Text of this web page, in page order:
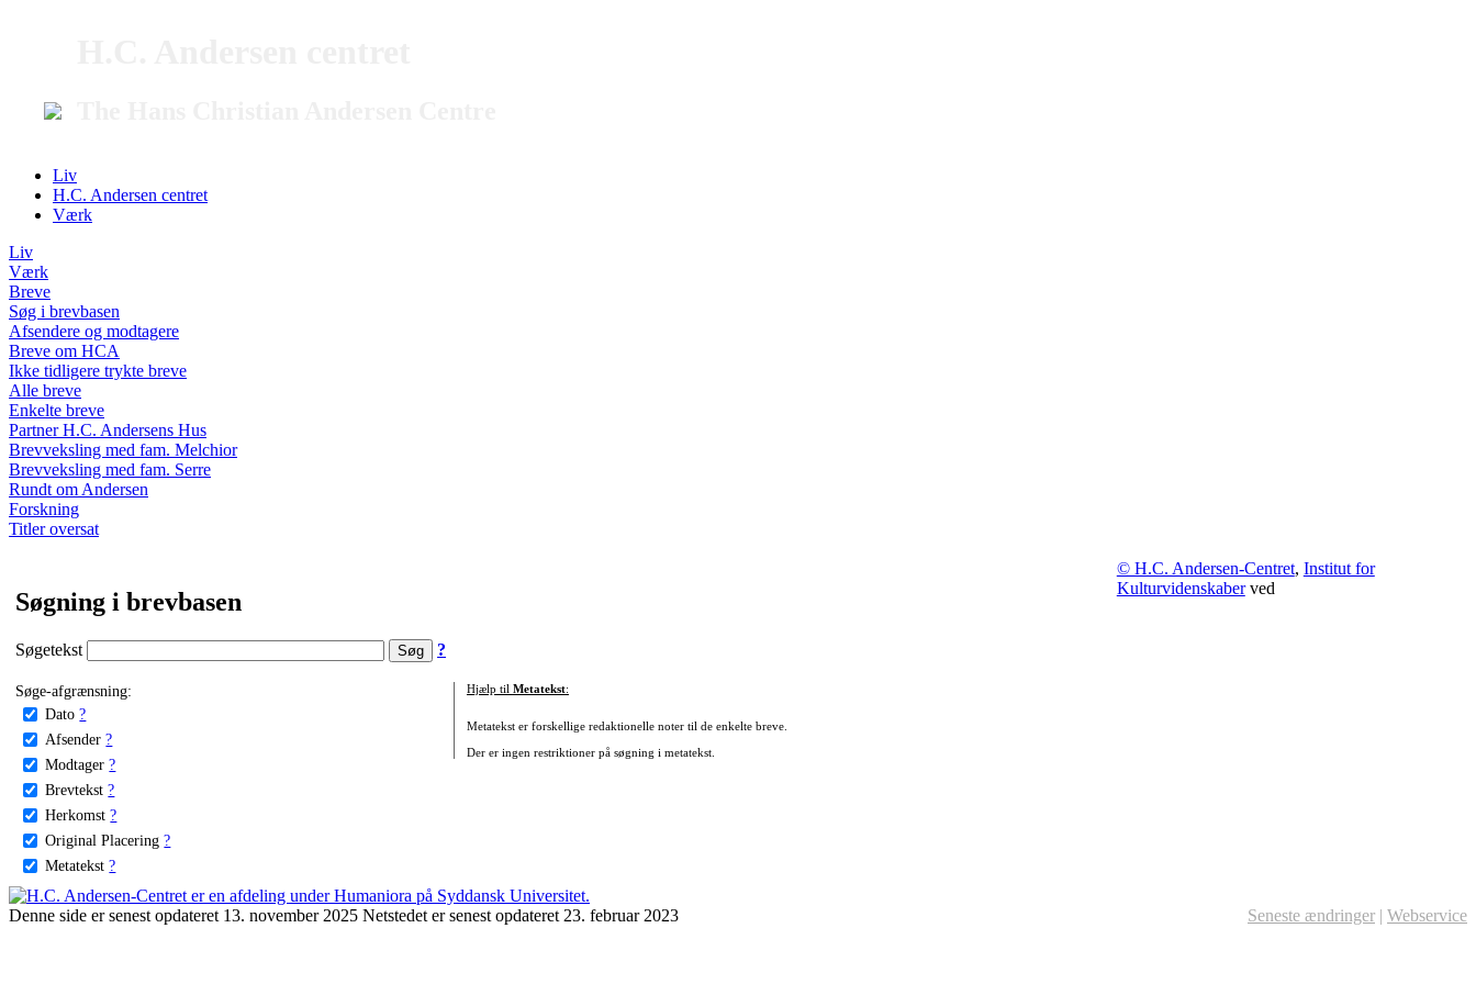
Liv
H.C. Andersen centret
Værk
Liv
Værk
Breve
Søg i brevbasen
Afsendere og modtagere
Breve om HCA
Ikke tidligere trykte breve
Alle breve
Enkelte breve
Partner H.C. Andersens Hus
Brevveksling med fam. Melchior
Brevveksling med fam. Serre
Rundt om Andersen
Forskning
Titler oversat
Søgning i brevbasen
Søgetekst ?
Søge-afgrænsning:
Dato ?
Afsender ?
Modtager ?
Brevtekst ?
Herkomst ?
Original Placering ?
Metatekst ?
Hjælp til Metatekst:
Metatekst er forskellige redaktionelle noter til de enkelte breve.
Der er ingen restriktioner på søgning i metatekst.
© H.C. Andersen-Centret, Institut for
Kulturvidenskaberved
Denne side er senest opdateret 13. november 2025 Netstedet er senest opdateret 23. februar 2023 Seneste ændringer | Webservice